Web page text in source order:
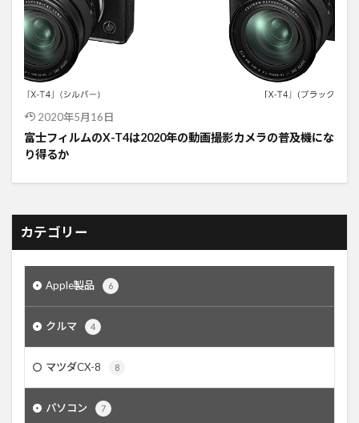
2020年5月16日
富士フィルムのX-T4は2020年の動画撮影カメラの普及機にな
り得るか
カテゴリー
Apple製品 6
クルマ 4
マツダCX-8 8
パソコン 7